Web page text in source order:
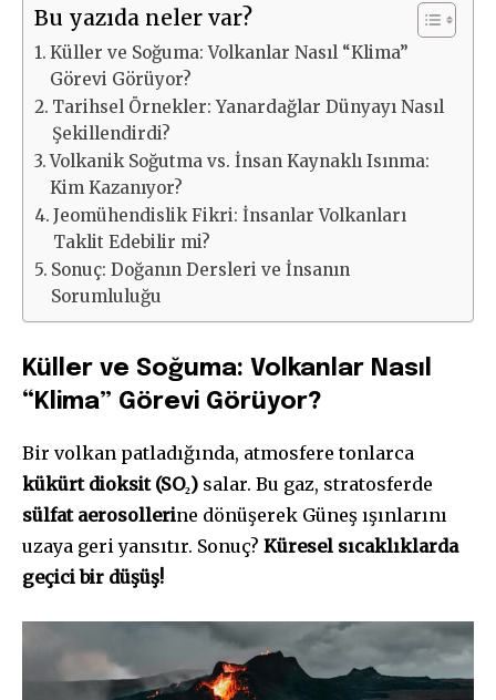
Bu yazıda neler var?
Küller ve Soğuma: Volkanlar Nasıl “Klima”
Görevi Görüyor?
Tarihsel Örnekler: Yanardağlar Dünyayı Nasıl
Şekillendirdi?
Volkanik Soğutma vs. İnsan Kaynaklı Isınma:
Kim Kazanıyor?
Jeomühendislik Fikri: İnsanlar Volkanları
Taklit Edebilir mi?
Sonuç: Doğanın Dersleri ve İnsanın
Sorumluluğu
Küller ve Soğuma: Volkanlar Nasıl
“Klima” Görevi Görüyor?
Bir volkan patladığında, atmosfere tonlarca
kükürt dioksit (SO₂) salar. Bu gaz, stratosferde
sülfat aerosollerine dönüşerek Güneş ışınlarını
uzaya geri yansıtır. Sonuç? Küresel sıcaklıklarda
geçici bir düşüş!